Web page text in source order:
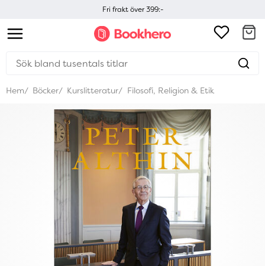
Fri frakt över 399:-
Hem Böcker Kurslitteratur Filosofi, Religion & Etik